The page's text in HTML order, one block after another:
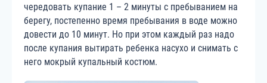
чередовать купание 1 – 2 минуты с пребыванием на
берегу, постепенно время пребывания в воде можно
довести до 10 минут. Но при этом каждый раз надо
после купания вытирать ребенка насухо и снимать с
него мокрый купальный костюм.